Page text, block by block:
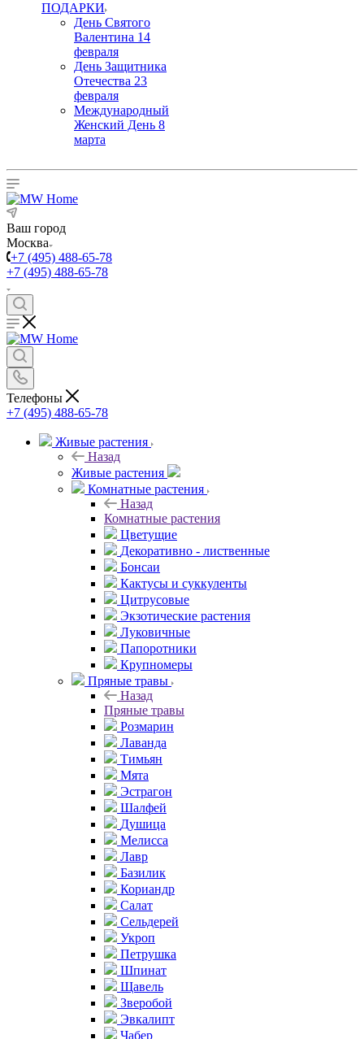
ПОДАРКИ
День Святого
Валентина 14
февраля
День Защитника
Отечества 23
февраля
Международный
Женский День 8
марта
Ваш город
Москва
+7 (495) 488-65-78
+7 (495) 488-65-78
Телефоны
+7 (495) 488-65-78
Живые растения
Назад
Живые растения
Комнатные растения
Назад
Комнатные растения
Цветущие
Декоративно - лиственные
Бонсаи
Кактусы и суккуленты
Цитрусовые
Экзотические растения
Луковичные
Папоротники
Крупномеры
Пряные травы
Назад
Пряные травы
Розмарин
Лаванда
Тимьян
Мята
Эстрагон
Шалфей
Душица
Мелисса
Лавр
Базилик
Кориандр
Салат
Сельдерей
Укроп
Петрушка
Шпинат
Щавель
Зверобой
Эвкалипт
Чабер